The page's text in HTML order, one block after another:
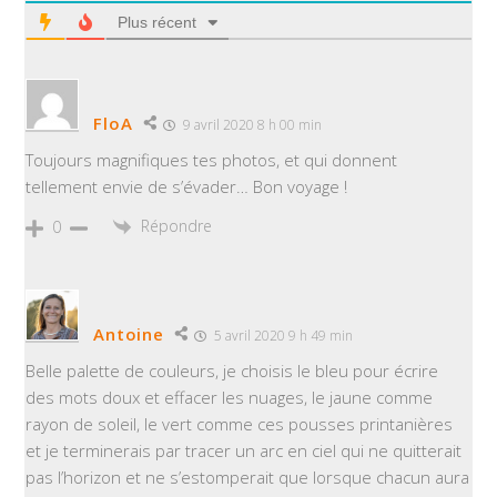
Plus récent
FloA 9 avril 2020 8 h 00 min
Toujours magnifiques tes photos, et qui donnent
tellement envie de s’évader… Bon voyage !
0 Répondre
Antoine 5 avril 2020 9 h 49 min
Belle palette de couleurs, je choisis le bleu pour écrire
des mots doux et effacer les nuages, le jaune comme
rayon de soleil, le vert comme ces pousses printanières
et je terminerais par tracer un arc en ciel qui ne quitterait
pas l’horizon et ne s’estomperait que lorsque chacun aura